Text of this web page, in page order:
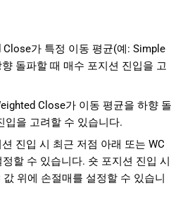
가 특정 이동 평균(예: Simple
돌파할 때 매수 포지션 진입을 고
Close가 이동 평균을 하향 돌
입을 고려할 수 있습니다.
진입 시 최근 저점 아래 또는 WC
할 수 있습니다. 숏 포지션 진입 시
위에 손절매를 설정할 수 있습니